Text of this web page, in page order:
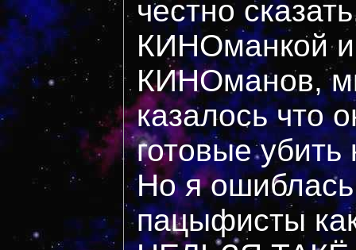
честно
КИНОманкой
КИНОманов,
казалось что
готовые
Но я
пацыфисты